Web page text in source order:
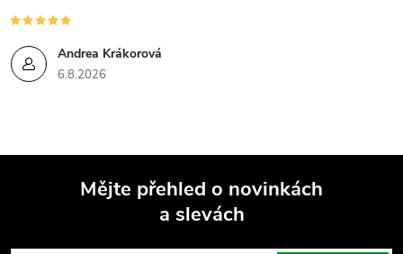
Andrea Krákorová
6.8.2026
Mějte přehled o novinkách
a slevách